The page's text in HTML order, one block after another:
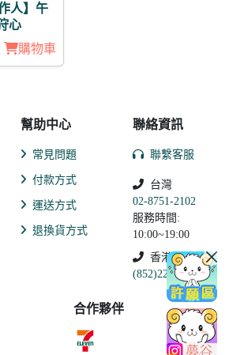
人】午
心
購物車
幫助中心
常見問題
付款方式
運送方式
退換貨方式
聯絡資訊
聯繫客服
台灣
02-8751-2102
服務時間:
10:00~19:00
香港
(852)2250-9311
合作夥伴